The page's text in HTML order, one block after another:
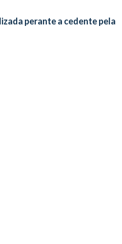
perante a cedente pela